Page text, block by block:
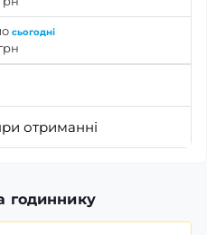
сьогодні
отриманні
годиннику